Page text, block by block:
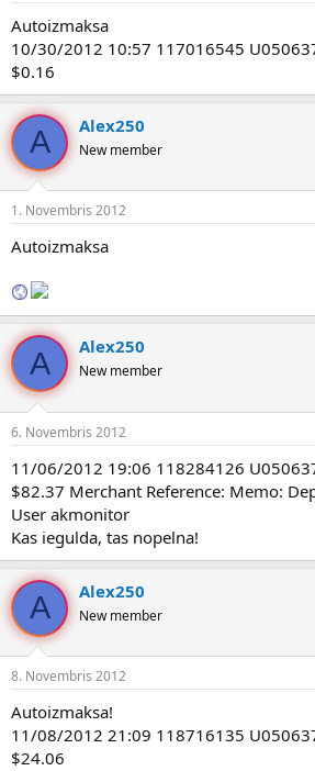
Autoizmaksa
10/30/2012 10:57 117016545
$0.16
A Alex250
New member
1. Novembris 2012
Autoizmaksa
A Alex250
New member
6. Novembris 2012
11/06/2012 19:06 118284126
$82.37 Merchant Reference: Memo:
User akmonitor
Kas iegulda, tas nopelna!
A Alex250
New member
8. Novembris 2012
Autoizmaksa!
11/08/2012 21:09 118716135
$24.06